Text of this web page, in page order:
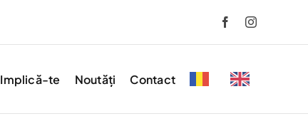
Implică-te Noutăți Contact